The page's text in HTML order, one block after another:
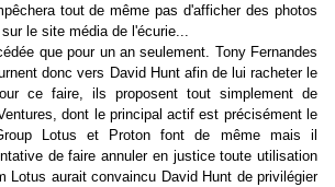
tout de même pas d'afficher des photos
le site média de l'écurie...
que pour un an seulement. Tony Fernandes
donc vers David Hunt afin de lui racheter le
ce faire, ils proposent tout simplement de
dont le principal actif est précisément le
Lotus et Proton font de même mais il
de faire annuler en justice toute utilisation
Lotus aurait convaincu David Hunt de privilégier